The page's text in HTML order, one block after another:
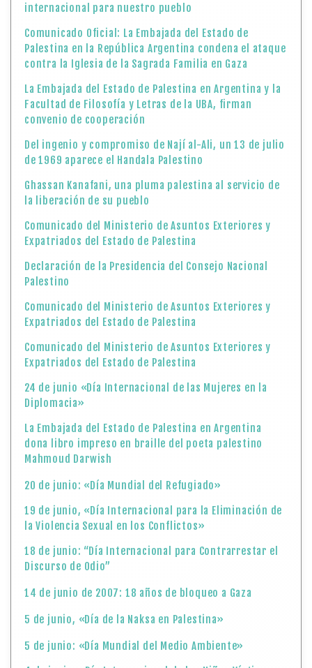
internacional para nuestro pueblo
Comunicado Oficial: La Embajada del Estado de
Palestina en la República Argentina condena el ataque
contra la Iglesia de la Sagrada Familia en Gaza
La Embajada del Estado de Palestina en Argentina y la
Facultad de Filosofía y Letras de la UBA, firman
convenio de cooperación
Del ingenio y compromiso de Nají al-Ali, un 13 de julio
de 1969 aparece el Handala Palestino
Ghassan Kanafani, una pluma palestina al servicio de
la liberación de su pueblo
Comunicado del Ministerio de Asuntos Exteriores y
Expatriados del Estado de Palestina
Declaración de la Presidencia del Consejo Nacional
Palestino
Comunicado del Ministerio de Asuntos Exteriores y
Expatriados del Estado de Palestina
Comunicado del Ministerio de Asuntos Exteriores y
Expatriados del Estado de Palestina
24 de junio «Día Internacional de las Mujeres en la
Diplomacia»
La Embajada del Estado de Palestina en Argentina
dona libro impreso en braille del poeta palestino
Mahmoud Darwish
20 de junio: «Día Mundial del Refugiado»
19 de junio, «Día Internacional para la Eliminación de
la Violencia Sexual en los Conflictos»
18 de junio: “Día Internacional para Contrarrestar el
Discurso de Odio”
14 de junio de 2007: 18 años de bloqueo a Gaza
5 de junio, «Día de la Naksa en Palestina»
5 de junio: «Día Mundial del Medio Ambiente»